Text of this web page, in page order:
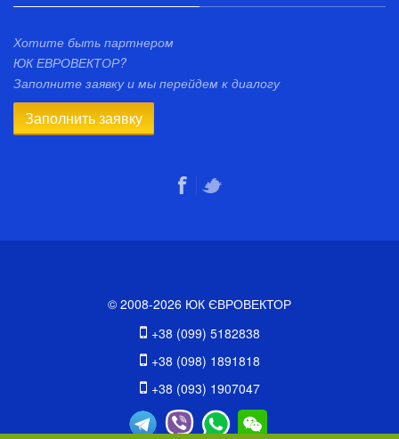
Хотите быть партнером
ЮК ЕВРОВЕКТОР?
Заполните заявку и мы перейдем к диалогу
Заполнить заявку
© 2008-2026 ЮК ЄВРОВЕКТОР
+38 (099) 5182838
+38 (098) 1891818
+38 (093) 1907047